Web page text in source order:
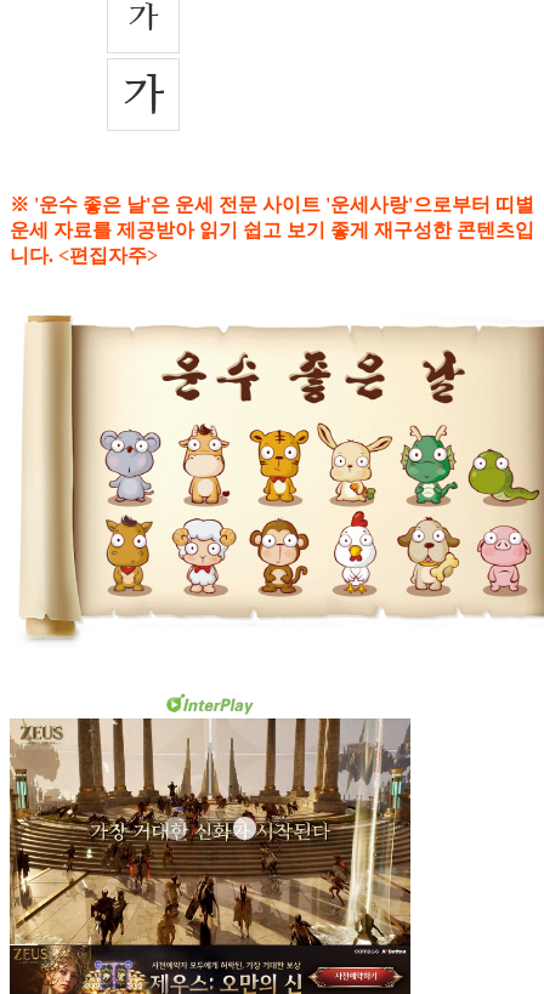
※ '운수 좋은 날'은 운세 전문 사이트 '운세사랑'으로부터 띠별
운세 자료를 제공받아 읽기 쉽고 보기 좋게 재구성한 콘텐츠입
니다. <편집자주>